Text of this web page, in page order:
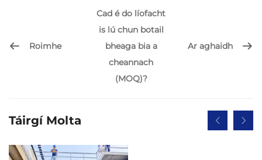
Roimhe
Cad é do líofacht
is lú chun botail
bheaga bia a
cheannach
(MOQ)?
Ar aghaidh
Táirgí Molta